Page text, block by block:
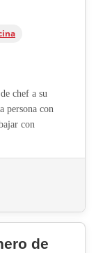
chef a su
persona con
con
de